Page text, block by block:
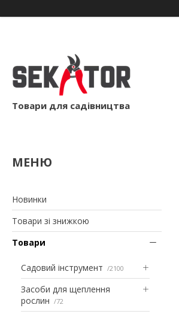
Товари для садівництва
Новинки
Товари зі знижкою
Товари
Садовий інструмент 2100
Засоби для щеплення
рослин
72